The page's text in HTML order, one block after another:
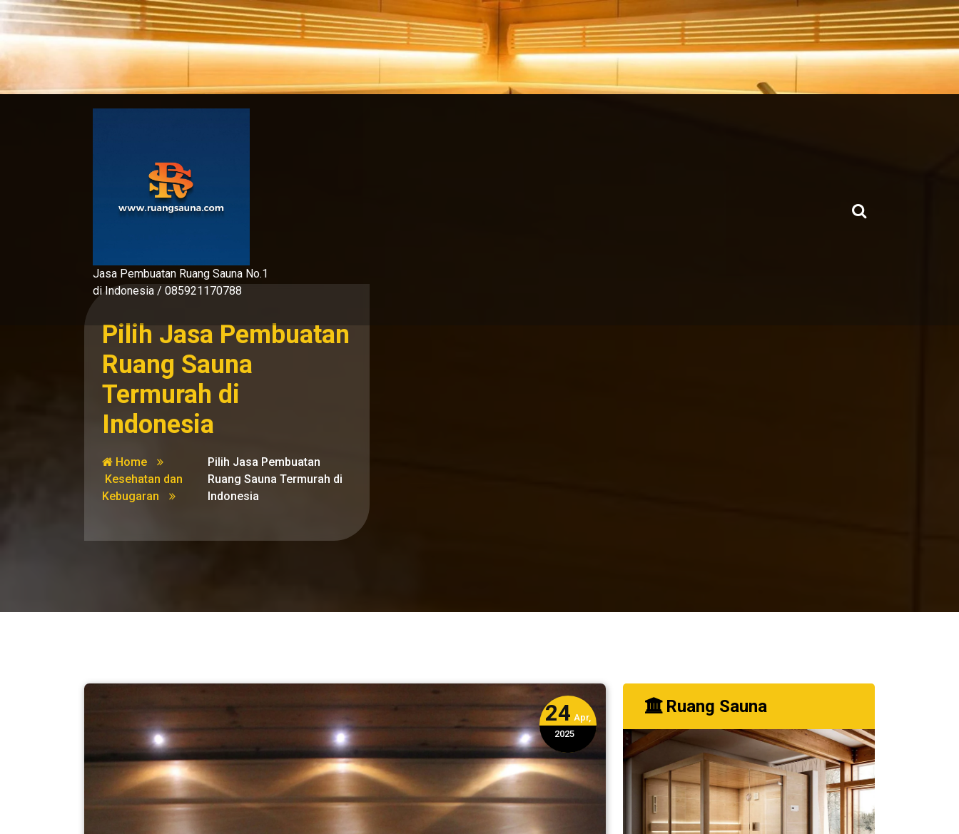
Skip
to
content
Jasa Pembuatan Ruang Sauna No.1
di Indonesia / 085921170788
Pilih Jasa Pembuatan
Ruang Sauna
Termurah di
Indonesia
Home
Kesehatan dan
Kebugaran
Pilih Jasa Pembuatan
Ruang Sauna Termurah di
Indonesia
24 Apr,
2025
Ruang Sauna